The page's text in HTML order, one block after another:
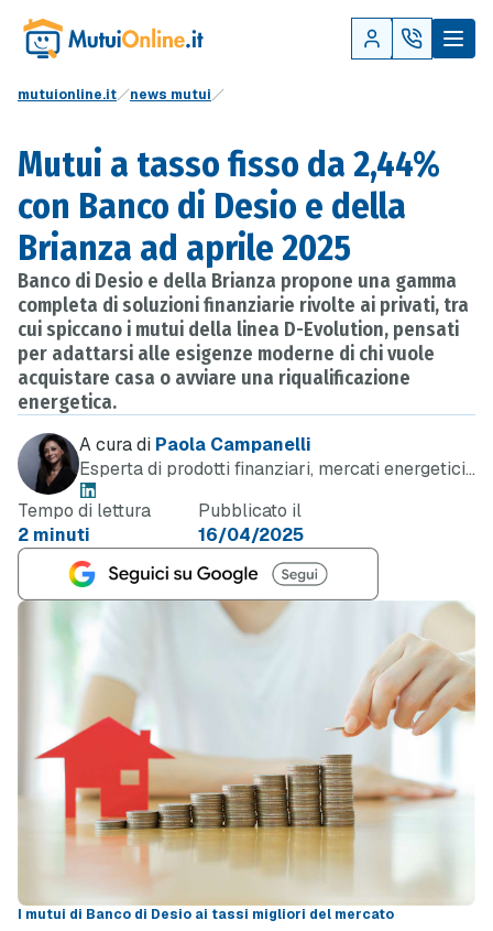
mutuionline.it news mutui
Mutui a tasso fisso da 2,44%
con Banco di Desio e della
Brianza ad aprile 2025
Banco di Desio e della Brianza propone una gamma
completa di soluzioni finanziarie rivolte ai privati, tra
cui spiccano i mutui della linea D-Evolution, pensati
per adattarsi alle esigenze moderne di chi vuole
acquistare casa o avviare una riqualificazione
energetica.
A cura di Paola Campanelli
Esperta di prodotti finanziari, mercati energetici
e telefonia
Tempo di lettura
2 minuti
Pubblicato il
16/04/2025
I mutui di Banco di Desio ai tassi migliori del mercato